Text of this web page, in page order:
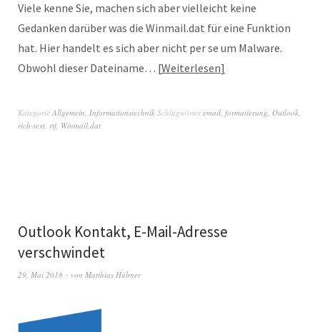
Viele kenne Sie, machen sich aber vielleicht keine
Gedanken darüber was die Winmail.dat für eine Funktion
hat. Hier handelt es sich aber nicht per se um Malware.
Obwohl dieser Dateiname… Weiterlesen
Kategorie Allgemein, Informationstechnik Schlagwörteremail, formatierung, Outlook,
rich-text, rtf, Winmail.dat
Outlook Kontakt, E-Mail-Adresse
verschwindet
29. Mai 2018 von Matthias Hübner